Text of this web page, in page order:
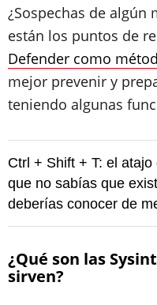
¿Sospechas de algún
están los puntos de
Defender como
mejor prevenir y
teniendo algunas
Ctrl + Shift + T: el
que no sabías que
deberías conocer de
¿Qué son las
sirven?